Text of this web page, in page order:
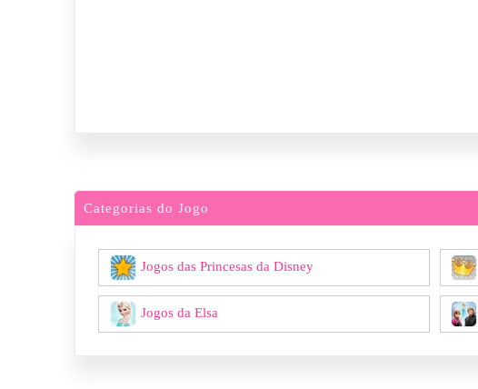
Categorias do Jogo
Jogos das Princesas da Disney
Jogos da Elsa